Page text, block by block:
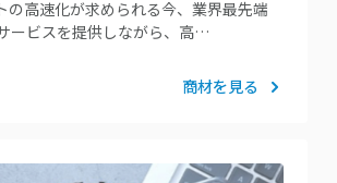
の高速化が求められる今、業界最先端
ービスを提供しながら、高…
商材を見る